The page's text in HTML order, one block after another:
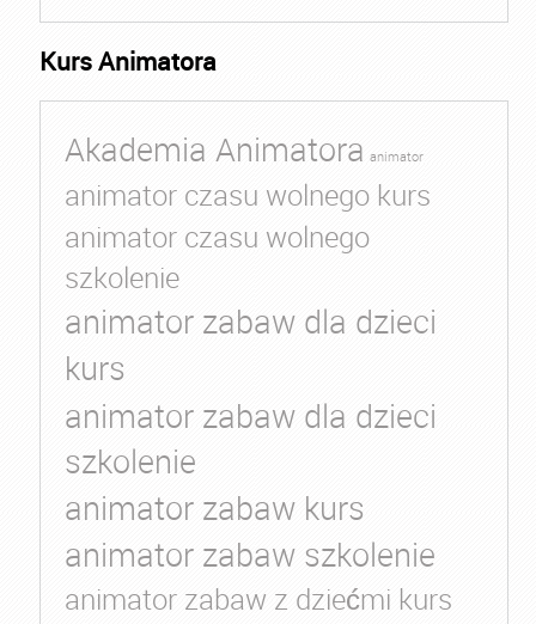
Kurs Animatora
Akademia Animatora animator
animator czasu wolnego kurs
animator czasu wolnego
szkolenie
animator zabaw dla dzieci
kurs
animator zabaw dla dzieci
szkolenie
animator zabaw kurs
animator zabaw szkolenie
animator zabaw z dziećmi kurs